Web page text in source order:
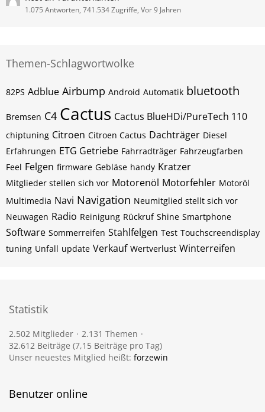
1.075 Antworten, 741.534 Zugriffe, Vor 9 Jahren
Themen-Schlagwortwolke
82PS Adblue Airbump Android Automatik bluetooth
Bremsen C4 Cactus Cactus BlueHDi/PureTech 110
chiptuning Citroen Citroen Cactus Dachträger Diesel
Erfahrungen ETG Getriebe Fahrradträger Fahrzeugfarben
Feel Felgen firmware Gebläse handy Kratzer
Mitglieder stellen sich vor Motorenöl Motorfehler Motoröl
Multimedia Navi Navigation Neumitglied stellt sich vor
Neuwagen Radio Reinigung Rückruf Shine Smartphone
Software Sommerreifen Stahlfelgen Test Touchscreendisplay
tuning Unfall update Verkauf Wertverlust Winterreifen
Statistik
2.502 Mitglieder
2.131 Themen
32.612 Beiträge (7,15 Beiträge pro Tag)
Unser neuestes Mitglied heißt: forzewin
Benutzer online